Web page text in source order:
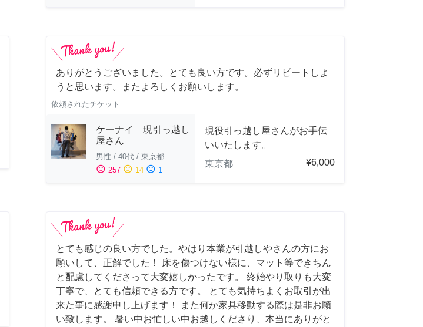
ありがとうございました。とても良い方です。必ずリピートしよ
うと思います。またよろしくお願いします。
依頼されたチケット
ケーナイ 現引っ越し
屋さん
男性 / 40代 / 東京都
sentiment_satisfied 257 sentiment_neutral 14 sentiment_dissatisfied 1
現役引っ越し屋さんがお手伝
いいたします。
東京都
¥6,000
とても感じの良い方でした。やはり本業が引越しやさんの方にお
願いして、正解でした！ 床を傷つけない様に、マット等できちん
と配慮してくださって大変嬉しかったです。 終始やり取りも大変
丁寧で、とても信頼できる方です。 とても気持ちよくお取引が出
来た事に感謝申し上げます！ また何か家具移動する際は是非お願
い致します。 暑い中お忙しい中お越しくださり、本当にありがと